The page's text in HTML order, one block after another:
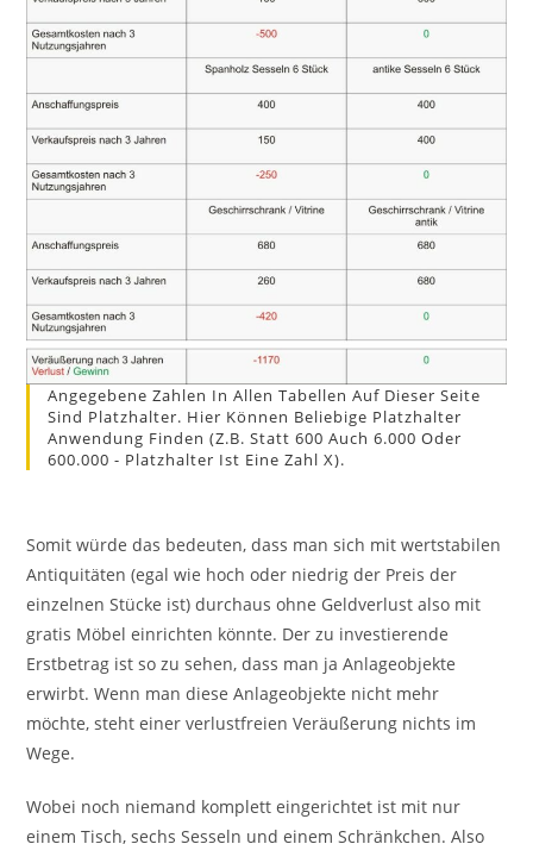
Angegebene Zahlen In Allen Tabellen Auf Dieser Seite
Sind Platzhalter. Hier Können Beliebige Platzhalter
Anwendung Finden (z.B. Statt 600 Auch 6.000 Oder
600.000 - Platzhalter Ist Eine Zahl X).
Somit würde das bedeuten, dass man sich mit wertstabilen
Antiquitäten (egal wie hoch oder niedrig der Preis der
einzelnen Stücke ist) durchaus ohne Geldverlust also mit
gratis Möbel einrichten könnte. Der zu investierende
Erstbetrag ist so zu sehen, dass man ja Anlageobjekte
erwirbt. Wenn man diese Anlageobjekte nicht mehr
möchte, steht einer verlustfreien Veräußerung nichts im
Wege.
Wobei noch niemand komplett eingerichtet ist mit nur
einem Tisch, sechs Sesseln und einem Schränkchen. Also